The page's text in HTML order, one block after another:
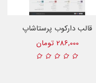
قالب دارکوب پرستاشاپ
286,000 تومان